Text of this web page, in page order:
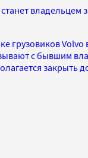
владельцем
грузовиков Volvo
с бывшим
закрыть